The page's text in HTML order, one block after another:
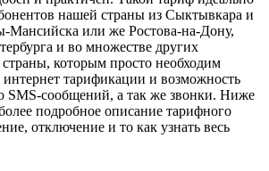
нашей страны из Сыктывкара и
или же Ростова-на-Дону,
и во множестве других
которым просто необходим
интернет тарификации и возможность
SMS-сообщений, а так же звонки. Ниже
подробное описание тарифного
отключение и то как узнать весь